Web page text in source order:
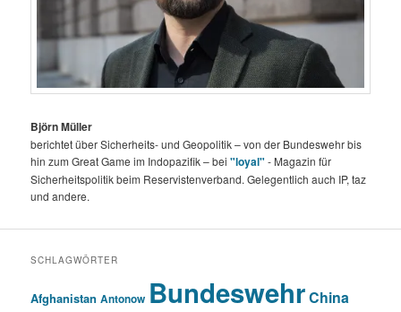
Björn Müller
berichtet über Sicherheits- und Geopolitik – von der Bundeswehr bis
hin zum Great Game im Indopazifik – bei"loyal" - Magazin für
Sicherheitspolitik beim Reservistenverband. Gelegentlich auch IP, taz
und andere.
SCHLAGWÖRTER
Afghanistan Antonow BundeswehrChina